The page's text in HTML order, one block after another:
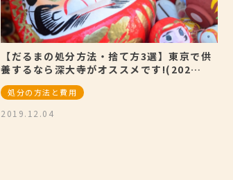
【だるまの処分方法・捨て方3選】東京で供
養するなら深大寺がオススメです!(202…
処分の方法と費用
2019.12.04